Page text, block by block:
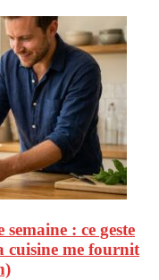
: ce geste
cuisine me fournit